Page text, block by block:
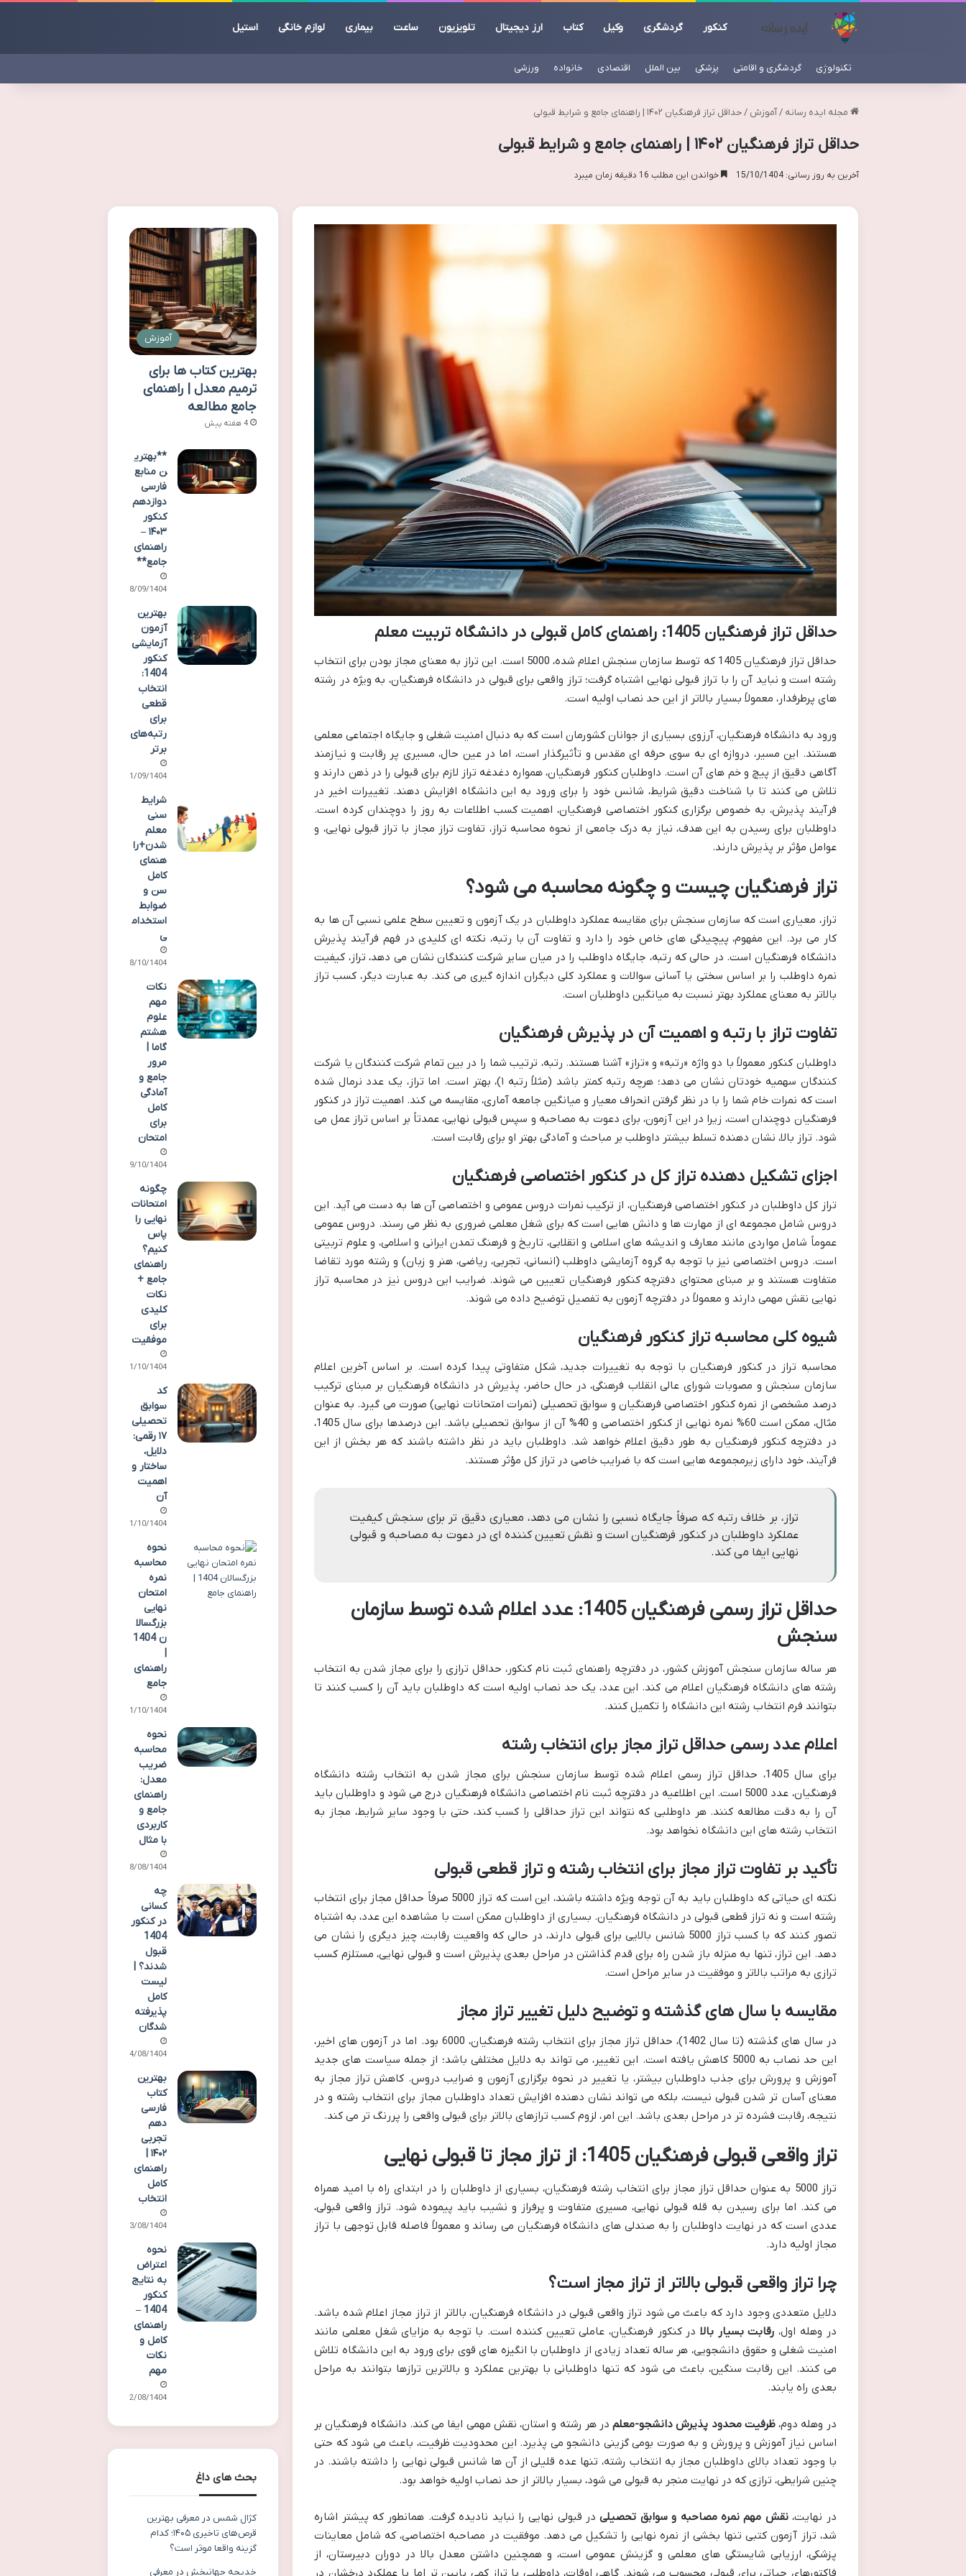
کنکور گردشگری وکیل کتاب ارز دیجیتال تلویزیون ساعت بیماری لوازم خانگی استیل
تکنولوژی گردشگری و اقامتی پزشکی بین الملل اقتصادی خانواده ورزشی
مجله ایده رسانه / آموزش / حداقل تراز فرهنگیان ۱۴۰۲ | راهنمای جامع و شرایط قبولی
حداقل تراز فرهنگیان ۱۴۰۲ | راهنمای جامع و شرایط قبولی
آخرین به روز رسانی: 15/10/1404 خواندن این مطلب 16 دقیقه زمان میبرد
حداقل تراز فرهنگیان 1405: راهنمای کامل قبولی در دانشگاه تربیت معلم
حداقل تراز فرهنگیان 1405 که توسط سازمان سنجش اعلام شده، 5000 است. این تراز به معنای مجاز بودن برای انتخاب
رشته است و نباید آن را با تراز قبولی نهایی اشتباه گرفت؛ تراز واقعی برای قبولی در دانشگاه فرهنگیان، به ویژه در رشته
های پرطرفدار، معمولاً بسیار بالاتر از این حد نصاب اولیه است.
ورود به دانشگاه فرهنگیان، آرزوی بسیاری از جوانان کشورمان است که به دنبال امنیت شغلی و جایگاه اجتماعی معلمی
هستند. این مسیر، دروازه ای به سوی حرفه ای مقدس و تأثیرگذار است، اما در عین حال، مسیری پر رقابت و نیازمند
آگاهی دقیق از پیچ و خم های آن است. داوطلبان کنکور فرهنگیان، همواره دغدغه تراز لازم برای قبولی را در ذهن دارند و
تلاش می کنند تا با شناخت دقیق شرایط، شانس خود را برای ورود به این دانشگاه افزایش دهند. تغییرات اخیر در
فرآیند پذیرش، به خصوص برگزاری کنکور اختصاصی فرهنگیان، اهمیت کسب اطلاعات به روز را دوچندان کرده است.
داوطلبان برای رسیدن به این هدف، نیاز به درک جامعی از نحوه محاسبه تراز، تفاوت تراز مجاز با تراز قبولی نهایی، و
عوامل مؤثر بر پذیرش دارند.
تراز فرهنگیان چیست و چگونه محاسبه می شود؟
تراز، معیاری است که سازمان سنجش برای مقایسه عملکرد داوطلبان در یک آزمون و تعیین سطح علمی نسبی آن ها به
کار می برد. این مفهوم، پیچیدگی های خاص خود را دارد و تفاوت آن با رتبه، نکته ای کلیدی در فهم فرآیند پذیرش
دانشگاه فرهنگیان است. در حالی که رتبه، جایگاه داوطلب را در میان سایر شرکت کنندگان نشان می دهد، تراز، کیفیت
نمره داوطلب را بر اساس سختی یا آسانی سوالات و عملکرد کلی دیگران اندازه گیری می کند. به عبارت دیگر، کسب تراز
بالاتر به معنای عملکرد بهتر نسبت به میانگین داوطلبان است.
تفاوت تراز با رتبه و اهمیت آن در پذیرش فرهنگیان
داوطلبان کنکور معمولاً با دو واژه «رتبه» و «تراز» آشنا هستند. رتبه، ترتیب شما را در بین تمام شرکت کنندگان یا شرکت
کنندگان سهمیه خودتان نشان می دهد؛ هرچه رتبه کمتر باشد (مثلاً رتبه ۱)، بهتر است. اما تراز، یک عدد نرمال شده
است که نمرات خام شما را با در نظر گرفتن انحراف معیار و میانگین جامعه آماری، مقایسه می کند. اهمیت تراز در کنکور
فرهنگیان دوچندان است، زیرا در این آزمون، برای دعوت به مصاحبه و سپس قبولی نهایی، عمدتاً بر اساس تراز عمل می
شود. تراز بالا، نشان دهنده تسلط بیشتر داوطلب بر مباحث و آمادگی بهتر او برای رقابت است.
اجزای تشکیل دهنده تراز کل در کنکور اختصاصی فرهنگیان
تراز کل داوطلبان در کنکور اختصاصی فرهنگیان، از ترکیب نمرات دروس عمومی و اختصاصی آن ها به دست می آید. این
دروس شامل مجموعه ای از مهارت ها و دانش هایی است که برای شغل معلمی ضروری به نظر می رسند. دروس عمومی
عموماً شامل مواردی مانند معارف و اندیشه های اسلامی و انقلابی، تاریخ و فرهنگ تمدن ایرانی و اسلامی، و علوم تربیتی
است. دروس اختصاصی نیز با توجه به گروه آزمایشی داوطلب (انسانی، تجربی، ریاضی، هنر و زبان) و رشته مورد تقاضا
متفاوت هستند و بر مبنای محتوای دفترچه کنکور فرهنگیان تعیین می شوند. ضرایب این دروس نیز در محاسبه تراز
نهایی نقش مهمی دارند و معمولاً در دفترچه آزمون به تفصیل توضیح داده می شوند.
شیوه کلی محاسبه تراز کنکور فرهنگیان
محاسبه تراز در کنکور فرهنگیان با توجه به تغییرات جدید، شکل متفاوتی پیدا کرده است. بر اساس آخرین اعلام
سازمان سنجش و مصوبات شورای عالی انقلاب فرهنگی، در حال حاضر، پذیرش در دانشگاه فرهنگیان بر مبنای ترکیب
درصد مشخصی از نمره کنکور اختصاصی فرهنگیان و سوابق تحصیلی (نمرات امتحانات نهایی) صورت می گیرد. به عنوان
مثال، ممکن است 60% نمره نهایی از کنکور اختصاصی و 40% آن از سوابق تحصیلی باشد. این درصدها برای سال 1405،
در دفترچه کنکور فرهنگیان به طور دقیق اعلام خواهد شد. داوطلبان باید در نظر داشته باشند که هر بخش از این
فرآیند، خود دارای زیرمجموعه هایی است که با ضرایب خاصی در تراز کل مؤثر هستند.
تراز، بر خلاف رتبه که صرفاً جایگاه نسبی را نشان می دهد، معیاری دقیق تر برای سنجش کیفیت
عملکرد داوطلبان در کنکور فرهنگیان است و نقش تعیین کننده ای در دعوت به مصاحبه و قبولی
نهایی ایفا می کند.
حداقل تراز رسمی فرهنگیان 1405: عدد اعلام شده توسط سازمان
سنجش
هر ساله سازمان سنجش آموزش کشور، در دفترچه راهنمای ثبت نام کنکور، حداقل ترازی را برای مجاز شدن به انتخاب
رشته های دانشگاه فرهنگیان اعلام می کند. این عدد، یک حد نصاب اولیه است که داوطلبان باید آن را کسب کنند تا
بتوانند فرم انتخاب رشته این دانشگاه را تکمیل کنند.
اعلام عدد رسمی حداقل تراز مجاز برای انتخاب رشته
برای سال 1405، حداقل تراز رسمی اعلام شده توسط سازمان سنجش برای مجاز شدن به انتخاب رشته دانشگاه
فرهنگیان، عدد 5000 است. این اطلاعیه در دفترچه ثبت نام اختصاصی دانشگاه فرهنگیان درج می شود و داوطلبان باید
آن را به دقت مطالعه کنند. هر داوطلبی که نتواند این تراز حداقلی را کسب کند، حتی با وجود سایر شرایط، مجاز به
انتخاب رشته های این دانشگاه نخواهد بود.
تأکید بر تفاوت تراز مجاز برای انتخاب رشته و تراز قطعی قبولی
نکته ای حیاتی که داوطلبان باید به آن توجه ویژه داشته باشند، این است که تراز 5000 صرفاً حداقل مجاز برای انتخاب
رشته است و نه تراز قطعی قبولی در دانشگاه فرهنگیان. بسیاری از داوطلبان ممکن است با مشاهده این عدد، به اشتباه
تصور کنند که با کسب تراز 5000 شانس بالایی برای قبولی دارند، در حالی که واقعیت رقابت، چیز دیگری را نشان می
دهد. این تراز، تنها به منزله باز شدن راه برای قدم گذاشتن در مراحل بعدی پذیرش است و قبولی نهایی، مستلزم کسب
ترازی به مراتب بالاتر و موفقیت در سایر مراحل است.
مقایسه با سال های گذشته و توضیح دلیل تغییر تراز مجاز
در سال های گذشته (تا سال 1402)، حداقل تراز مجاز برای انتخاب رشته فرهنگیان، 6000 بود. اما در آزمون های اخیر،
این حد نصاب به 5000 کاهش یافته است. این تغییر، می تواند به دلایل مختلفی باشد؛ از جمله سیاست های جدید
آموزش و پرورش برای جذب داوطلبان بیشتر، یا تغییر در نحوه برگزاری آزمون و ضرایب دروس. کاهش تراز مجاز به
معنای آسان تر شدن قبولی نیست، بلکه می تواند نشان دهنده افزایش تعداد داوطلبان مجاز برای انتخاب رشته و در
نتیجه، رقابت فشرده تر در مراحل بعدی باشد. این امر، لزوم کسب ترازهای بالاتر برای قبولی واقعی را پررنگ تر می کند.
تراز واقعی قبولی فرهنگیان 1405: از تراز مجاز تا قبولی نهایی
تراز 5000 به عنوان حداقل تراز مجاز برای انتخاب رشته فرهنگیان، بسیاری از داوطلبان را در ابتدای راه با امید همراه
می کند. اما برای رسیدن به قله قبولی نهایی، مسیری متفاوت و پرفراز و نشیب باید پیموده شود. تراز واقعی قبولی،
عددی است که در نهایت داوطلبان را به صندلی های دانشگاه فرهنگیان می رساند و معمولاً فاصله قابل توجهی با تراز
مجاز اولیه دارد.
چرا تراز واقعی قبولی بالاتر از تراز مجاز است؟
دلایل متعددی وجود دارد که باعث می شود تراز واقعی قبولی در دانشگاه فرهنگیان، بالاتر از تراز مجاز اعلام شده باشد.
در وهله اول، رقابت بسیار بالادر کنکور فرهنگیان، عاملی تعیین کننده است. با توجه به مزایای شغل معلمی مانند
امنیت شغلی و حقوق دانشجویی، هر ساله تعداد زیادی از داوطلبان با انگیزه های قوی برای ورود به این دانشگاه تلاش
می کنند. این رقابت سنگین، باعث می شود که تنها داوطلبانی با بهترین عملکرد و بالاترین ترازها بتوانند به مراحل
بعدی راه یابند.
در وهله دوم،ظرفیت محدود پذیرش دانشجو-معلمدر هر رشته و استان، نقش مهمی ایفا می کند. دانشگاه فرهنگیان بر
اساس نیاز آموزش و پرورش و به صورت بومی گزینی دانشجو می پذیرد. این محدودیت ظرفیت، باعث می شود که حتی
با وجود تعداد بالای داوطلبان مجاز به انتخاب رشته، تنها عده قلیلی از آن ها شانس قبولی نهایی را داشته باشند. در
چنین شرایطی، ترازی که در نهایت منجر به قبولی می شود، بسیار بالاتر از حد نصاب اولیه خواهد بود.
در نهایت،نقش مهم نمره مصاحبه و سوابق تحصیلیدر قبولی نهایی را نباید نادیده گرفت. همانطور که پیشتر اشاره
شد، تراز آزمون کتبی تنها بخشی از نمره نهایی را تشکیل می دهد. موفقیت در مصاحبه اختصاصی، که شامل معاینات
پزشکی، ارزیابی شایستگی های معلمی و گزینش عمومی است، و همچنین داشتن معدل بالا در دوران دبیرستان، از
فاکتورهای حیاتی برای قبولی محسوب می شوند. گاهی اوقات، داوطلبی با تراز کمی پایین تر اما با عملکرد درخشان در
آموزش
بهترین کتاب ها برای
ترمیم معدل | راهنمای
جامع مطالعه
4 هفته پیش
**بهتری
ن منابع
فارسی
دوازدهم
کنکور
۱۴۰۳ –
راهنمای
جامع**
28/09/1404
بهترین
آزمون
آزمایشی
کنکور
1404:
انتخاب
قطعی
برای
رتبه‌های
برتر
21/09/1404
شرایط
سنی
معلم
شدن+را
هنمای
کامل
سن و
ضوابط
استخدام
ی
08/10/1404
نکات
مهم
علوم
هشتم
گاما |
مرور
جامع و
آمادگی
کامل
برای
امتحان
09/10/1404
چگونه
امتحانات
نهایی را
پاس
کنیم؟
راهنمای
جامع +
نکات
کلیدی
برای
موفقیت
11/10/1404
کد
سوابق
تحصیلی
۱۷ رقمی:
دلایل،
ساختار و
اهمیت
آن
11/10/1404
نحوه
محاسبه
نمره
امتحان
نهایی
بزرگسالا
ن 1404
راهنمای
جامع
11/10/1404
نحوه
محاسبه
ضریب
معدل:
راهنمای
جامع و
کاربردی
با مثال
18/08/1404
چه
کسانی
در کنکور
1404
قبول
شدند؟ |
لیست
کامل
پذیرفته
شدگان
14/08/1404
بهترین
کتاب
فارسی
دهم
تجربی
۱۴۰۲ |
راهنمای
کامل
انتخاب
13/08/1404
نحوه
اعتراض
به نتایج
کنکور
1404 –
راهنمای
کامل و
نکات
مهم
12/08/1404
بحث های داغ
کژال شمس در معرفی بهترین
قرص‌های تاخیری ۱۴۰۵؛ کدام
گزینه واقعا موثر است؟
خدیجه جهانبخش در معرفی